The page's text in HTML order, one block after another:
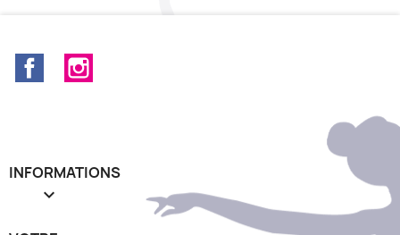
Facebook
INFORMATIONS
